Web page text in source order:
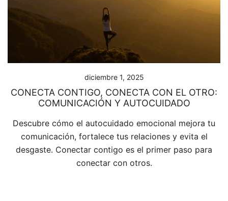
diciembre 1, 2025
CONECTA CONTIGO, CONECTA CON EL OTRO:
COMUNICACIÓN Y AUTOCUIDADO
Descubre cómo el autocuidado emocional mejora tu
comunicación, fortalece tus relaciones y evita el
desgaste. Conectar contigo es el primer paso para
conectar con otros.